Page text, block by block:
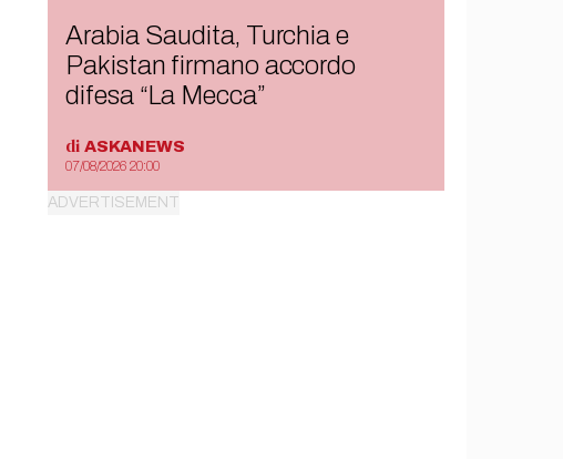
Arabia Saudita, Turchia e
Pakistan firmano accordo
difesa “La Mecca”
di ASKANEWS
07/08/2026 20:00